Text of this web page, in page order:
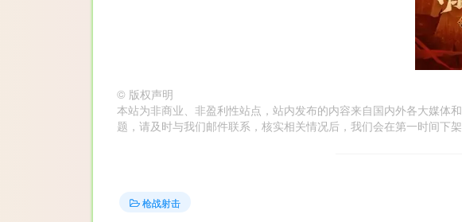
© 版权声明
本站为非商业、非盈利性站点，站内发布的内容来自国内外各大媒体
题，请及时与我们邮件联系，核实相关情况后，我们会在第一时间下
枪战射击